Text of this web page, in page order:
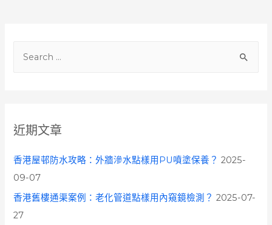
h
f
o
近期文章
香港屋邨防水攻略：外牆滲水點樣用PU噴塗保養？ 2025-
09-07
香港舊樓通渠案例：老化管道點樣用內窺鏡檢測？ 2025-07-
27